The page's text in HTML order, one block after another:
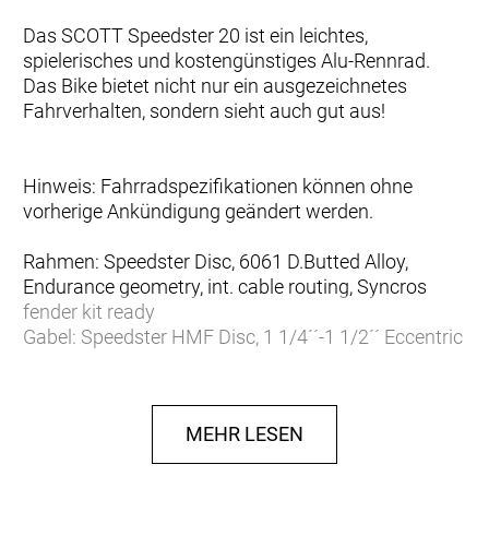
Das SCOTT Speedster 20 ist ein leichtes,
spielerisches und kostengünstiges Alu-Rennrad.
Das Bike bietet nicht nur ein ausgezeichnetes
Fahrverhalten, sondern sieht auch gut aus!
Hinweis: Fahrradspezifikationen können ohne
vorherige Ankündigung geändert werden.
Rahmen: Speedster Disc, 6061 D.Butted Alloy,
Endurance geometry, int. cable routing, Syncros
fender kit ready
Gabel: Speedster HMF Disc, 1 1/4´´-1 1/2´´ Eccentric
Schalthebel: Shimano Tiagra ST-4720, Dual control
Anzahl Gänge: 20
MEHR LESEN